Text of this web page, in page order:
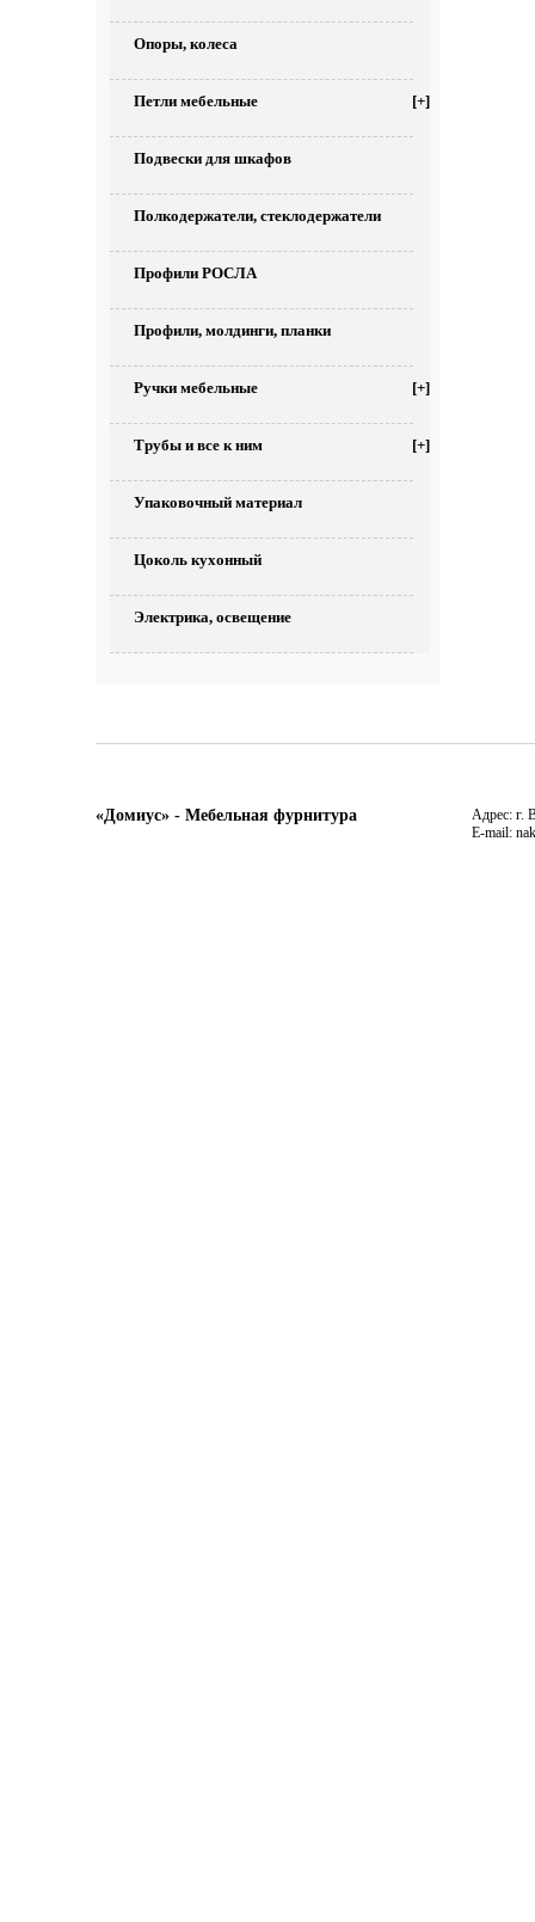
Опоры, колеса
Петли мебельные [+]
Подвески для шкафов
Полкодержатели, стеклодержатели
Профили РОСЛА
Профили, молдинги, планки
Ручки мебельные [+]
Трубы и все к ним [+]
Упаковочный материал
Цоколь кухонный
Электрика, освещение
«Домиус» - Мебельная фурнитура
Адрес: г.
E-mail: